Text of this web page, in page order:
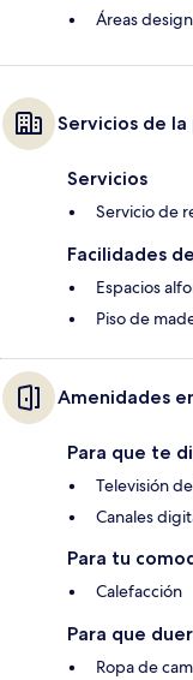
Áreas
Servicios de
Servicios
Servicio de
Facilidades
Espacios
Piso de
Amenidades
Para que te
Televisión
Canales
Para tu
Calefacción
Para que
Ropa de